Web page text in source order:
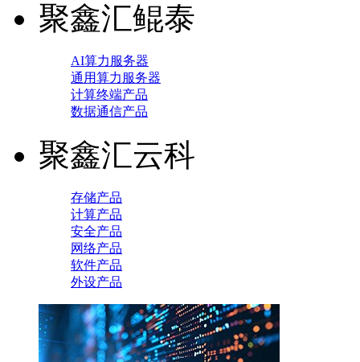
聚鑫汇鲲泰
AI算力服务器
通用算力服务器
计算终端产品
数据通信产品
聚鑫汇云科
存储产品
计算产品
安全产品
网络产品
软件产品
外设产品